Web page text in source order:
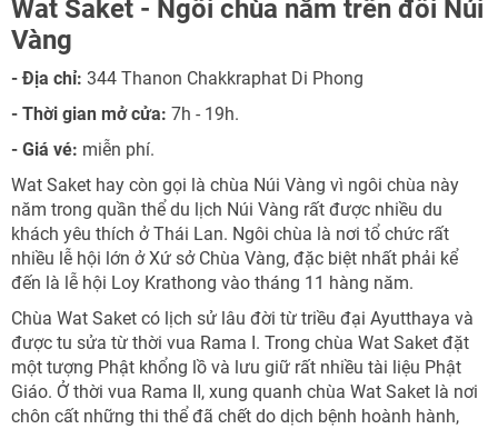
Wat Saket - Ngôi chùa nằm trên đồi Núi
Vàng
- Địa chỉ: 344 Thanon Chakkraphat Di Phong
- Thời gian mở cửa: 7h - 19h.
- Giá vé: miễn phí.
Wat Saket hay còn gọi là chùa Núi Vàng vì ngôi chùa này
năm trong quần thể du lịch Núi Vàng rất được nhiều du
khách yêu thích ở Thái Lan. Ngôi chùa là nơi tổ chức rất
nhiều lễ hội lớn ở Xứ sở Chùa Vàng, đặc biệt nhất phải kể
đến là lễ hội Loy Krathong vào tháng 11 hàng năm.
Chùa Wat Saket có lịch sử lâu đời từ triều đại Ayutthaya và
được tu sửa từ thời vua Rama I. Trong chùa Wat Saket đặt
một tượng Phật khổng lồ và lưu giữ rất nhiều tài liệu Phật
Giáo. Ở thời vua Rama II, xung quanh chùa Wat Saket là nơi
chôn cất những thi thể đã chết do dịch bệnh hoành hành,